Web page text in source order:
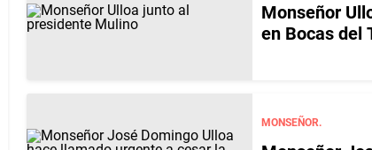
Monseñor
en Bocas del
MONSEÑOR.